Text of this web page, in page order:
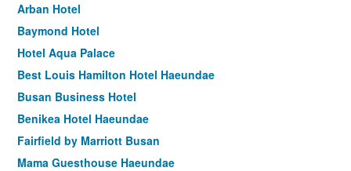
Arban Hotel
Baymond Hotel
Hotel Aqua Palace
Best Louis Hamilton Hotel Haeundae
Busan Business Hotel
Benikea Hotel Haeundae
Fairfield by Marriott Busan
Mama Guesthouse Haeundae